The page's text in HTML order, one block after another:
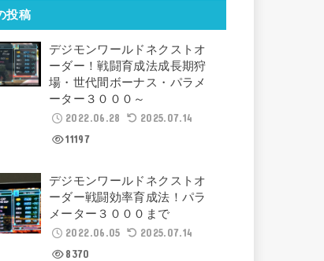
投稿
デジモンワールドネクストオ
ーダー！戦闘育成法成長期狩
場・世代間ボーナス・パラメ
ーター３０００～
2022.06.28
2025.07.14
11197
デジモンワールドネクストオ
ーダー戦闘効率育成法！パラ
メーター３０００まで
2022.06.05
2025.07.14
8370